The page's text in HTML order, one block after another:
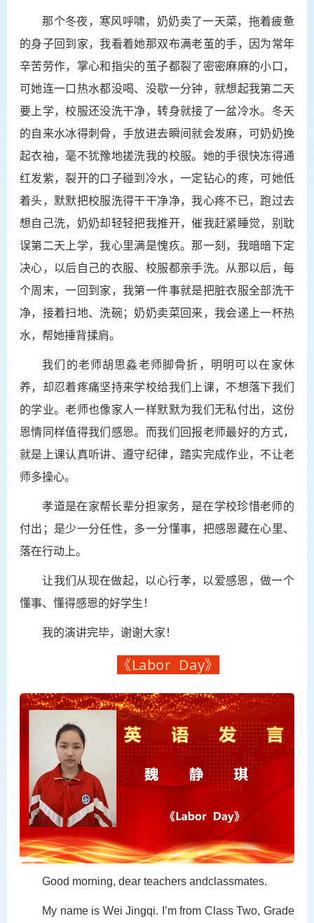
那个冬夜，寒风呼啸，奶奶卖了一天菜，拖着疲惫
的身子回到家，我看着她那双布满老茧的手，因为常年
辛苦劳作，掌心和指尖的茧子都裂了密密麻麻的小口，
可她连一口热水都没喝、没歇一分钟，就想起我第二天
要上学，校服还没洗干净，转身就接了一盆冷水。冬天
的自来水冰得刺骨，手放进去瞬间就会发麻，可奶奶挽
起衣袖，毫不犹豫地搓洗我的校服。她的手很快冻得通
红发紫，裂开的口子碰到冷水，一定钻心的疼，可她低
着头，默默把校服洗得干干净净，我心疼不已，跑过去
想自己洗，奶奶却轻轻把我推开，催我赶紧睡觉，别耽
误第二天上学，我心里满是愧疚。那一刻，我暗暗下定
决心，以后自己的衣服、校服都亲手洗。从那以后，每
个周末，一回到家，我第一件事就是把脏衣服全部洗干
净，接着扫地、洗碗；奶奶卖菜回来，我会递上一杯热
水，帮她捶背揉肩。
我们的老师胡思淼老师脚骨折，明明可以在家休
养，却忍着疼痛坚持来学校给我们上课，不想落下我们
的学业。老师也像家人一样默默为我们无私付出，这份
恩情同样值得我们感恩。而我们回报老师最好的方式，
就是上课认真听讲、遵守纪律，踏实完成作业，不让老
师多操心。
孝道是在家帮长辈分担家务，是在学校珍惜老师的
付出；是少一分任性，多一分懂事，把感恩藏在心里、
落在行动上。
让我们从现在做起，以心行孝，以爱感恩，做一个
懂事、懂得感恩的好学生！
我的演讲完毕，谢谢大家！
《Labor Day》
Good morning, dear teachers andclassmates.
My name is Wei Jingqi. I’m from Class Two, Grade